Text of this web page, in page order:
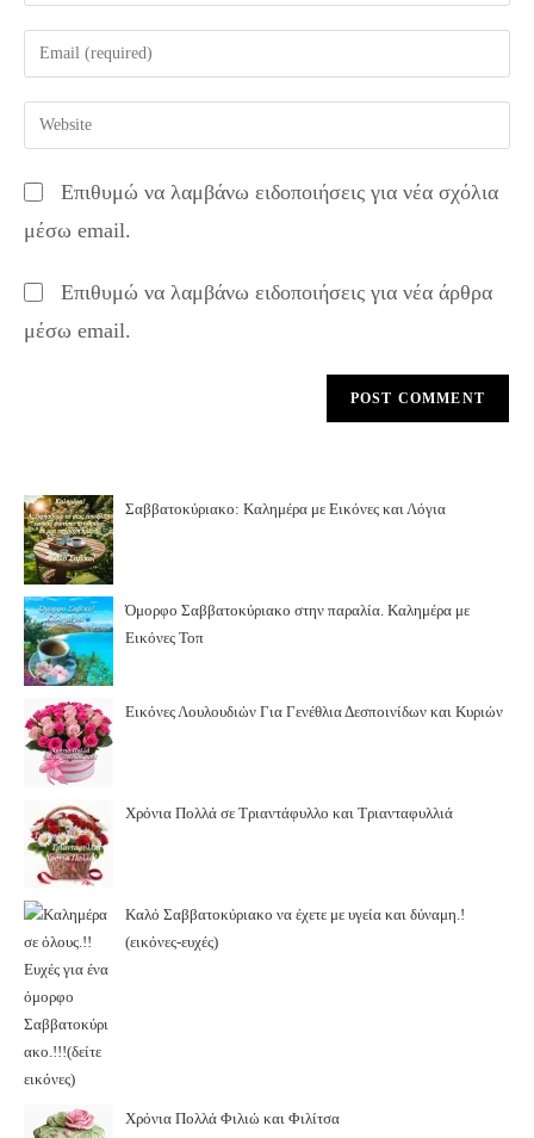
name
comment
Enter
your
email
address
comment
Enter
your
URL
(optional)
Επιθυμώ να λαμβάνω ειδοποιήσεις για νέα σχόλια
μέσω email.
Επιθυμώ να λαμβάνω ειδοποιήσεις για νέα άρθρα
μέσω email.
Σαββατοκύριακο: Καλημέρα με Εικόνες και Λόγια
Όμορφο Σαββατοκύριακο στην παραλία. Καλημέρα με
Εικόνες Τοπ
Εικόνες Λουλουδιών Για Γενέθλια Δεσποινίδων και Κυριών
Χρόνια Πολλά σε Τριαντάφυλλο και Τριανταφυλλιά
Καλό Σαββατοκύριακο να έχετε με υγεία και δύναμη.!
(εικόνες-ευχές)
Χρόνια Πολλά Φιλιώ και Φιλίτσα